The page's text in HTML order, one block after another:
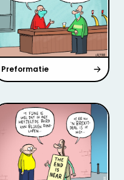
Preformatie